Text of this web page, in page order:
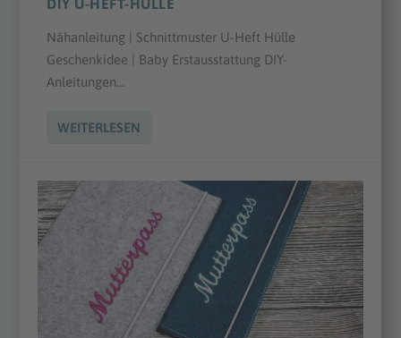
DIY U-HEFT-HÜLLE
Nähanleitung | Schnittmuster U-Heft Hülle
Geschenkidee | Baby Erstausstattung DIY-
Anleitungen...
WEITERLESEN